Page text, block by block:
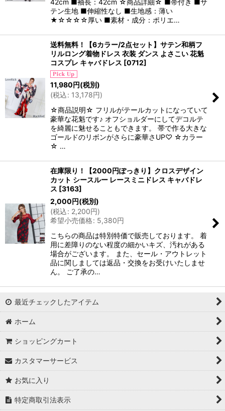
42cm ■袖長：42cm ☆商品詳細☆ ■帯付き ■サ
テン生地 ■伸縮性なし ■生地感：薄い
★☆☆☆☆厚い ■素材・成分：ポリエ…
送料無料！【6カラー/2点セット】サテン和柄フ
リルロング着物ドレス 衣装 ダンス よさこい 花魁
コスプレ キャバドレス [0712]
11,980円(税別)
(税込: 13,178円)
☆商品説明☆ フリルがテールカットになっていて
豪華な花魁です♪ オフショルダーにしてデコルテ
を綺麗に魅せることもできます。 帯で作る大きな
ゴールドのリボンがさらに豪華さUP♡ ☆カラー
☆ …
在庫限り！【2000円ぽっきり】クロスデザイン
カット シースルー レースミニドレス キャバドレ
ス [3163]
2,000円(税別)
(税込: 2,200円)
希望小売価格: 5,380円
こちらの商品は特別特価で販売しております。 着
用に差障りのない程度の細かいキズ、汚れがある
場合がございます。 また、セール・アウトレット
品に関しましては返品・交換をお受けいたしませ
ん。 ご了承の…
最近チェックしたアイテム
ホーム
ショッピングカート
カスタマーサービス
お気に入り
特定商取引法表示